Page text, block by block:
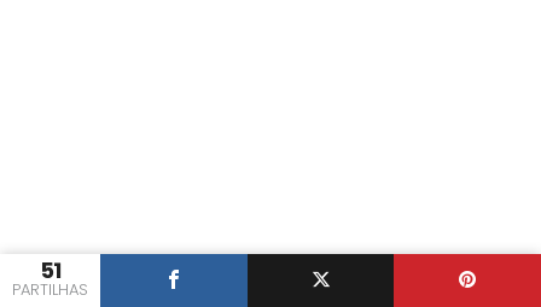
51
PARTILHAS